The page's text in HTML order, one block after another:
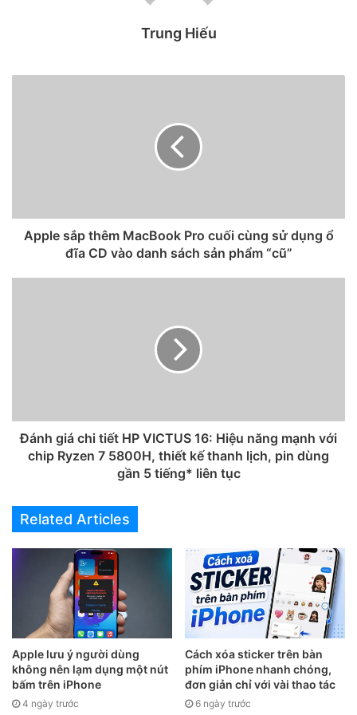
Adobe Scan như là 1 máy scan di động mà bạn có thể đem
hoặc máy tính bảng. Ngoại trừ tính năng quét mọi văn bản
những tính năng độc đáo khác như: chỉnh sửa lại bản scan,
tìm kiếm nội dung trên văn bản, v.v
Hiện Adobe Scan có sẵn trên kho ứng dụng của cả Android
và iOS:
Tải dành choAndroid:
Hướng dẫn sử dụng Adobe
Scan
Bước 1:Chọn loại tài liệu bạn sẽ quét như bảng
trắng(Whiteboard), mẫu đơn(form) , tài liệu(document),
danh thiếp(business card)
Đưa camera về phía tài liệu của bạn. Bạn có thể nhấn nút
Trung Hiếu
Apple sắp thêm MacBook Pro cuối cùng sử dụng ổ
đĩa CD vào danh sách sản phẩm “cũ”
Đánh giá chi tiết HP VICTUS 16: Hiệu năng mạnh với
chip Ryzen 7 5800H, thiết kế thanh lịch, pin dùng
gần 5 tiếng* liên tục
Related Articles
Apple lưu ý người dùng
không nên lạm dụng một nút
bấm trên iPhone
4 ngày trước
Cách xóa sticker trên bàn
phím iPhone nhanh chóng,
đơn giản chỉ với vài thao tác
6 ngày trước